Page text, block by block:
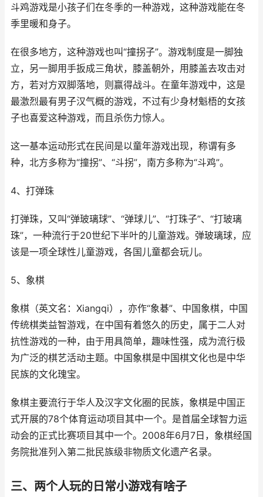
斗鸡游戏是小孩子们在冬季的一种游戏，这种游戏能在冬
季里暖和身子。
在很多地方，这种游戏也叫“撞拐子”。游戏制度是一脚独
立，另一脚用手扳成三角状，膝盖朝外，用膝盖去攻击对
方，若对方双脚落地，则赢得战斗。在童年游戏中，这是
最激烈最有男子汉气概的游戏，不过有少身材魁梧的女孩
子也喜爱这种游戏，而且杀伤力惊人。
这一基本运动形式在民间是以童年游戏出现，称谓有多
种，北方多称为“撞拐”、“斗拐”，南方多称为“斗鸡”。
4、打弹珠
打弹珠，又叫“弹玻璃球”、“弹球儿”、“打珠子”、“打玻璃
珠”，一种流行于20世纪下半叶的儿童游戏。弹玻璃球，应
该是一项全球性儿童游戏，各国儿童都会玩儿。
5、象棋
象棋（英文名：Xiangqi），亦作“象碁”、中国象棋，中国
传统棋类益智游戏，在中国有着悠久的历史，属于二人对
抗性游戏的一种，由于用具简单，趣味性强，成为流行极
为广泛的棋艺活动主题。中国象棋是中国棋文化也是中华
民族的文化瑰宝。
象棋主要流行于华人及汉字文化圈的民族，象棋是中国正
式开展的78个体育运动项目其中一个。是首届全球智力运
动会的正式比赛项目其中一个。2008年6月7日，象棋经国
务院批准列入第二批民族级非物质文化遗产名录。
三、两个人玩的日常小游戏有啥子